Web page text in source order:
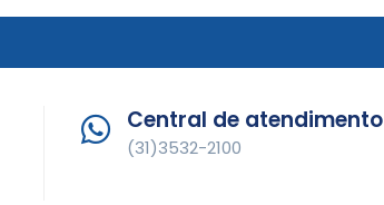
Central de atendimento
(31)3532-2100